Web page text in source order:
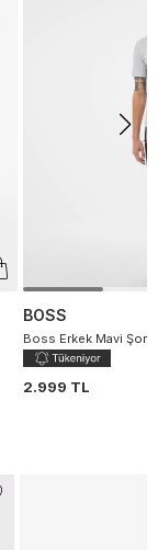
BOSS
Boss Erkek Mavi Şort
2.999 TL